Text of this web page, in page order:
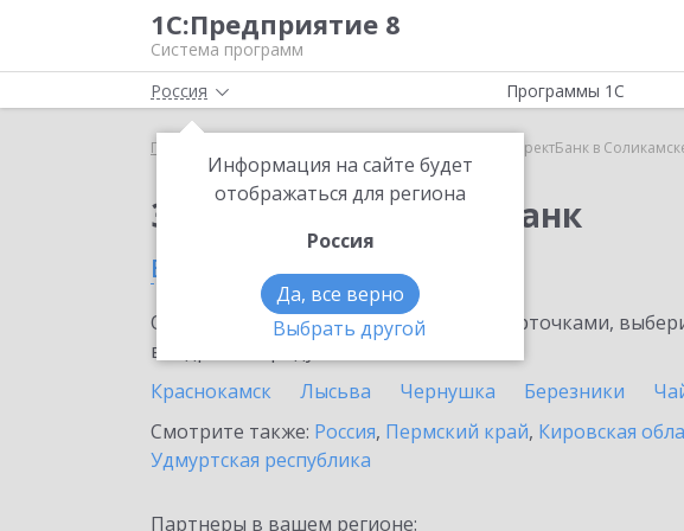
1С:Предприятие 8
Система программ
Россия
Информация на сайте будет
отображаться для региона
Россия
Да, все верно
Выбрать другой
Программы 1С
Главная 1С:ДиректБанк в
Заказать 1С:ДиректБанк
в Соликамске
Ознакомьтесь с информационными карточками,
внедрение продукта.
Краснокамск
Лысьва Чернушка Березники
Смотрите также: Россия, Пермский край, Кировская
Удмуртская республика
Партнеры в вашем регионе: